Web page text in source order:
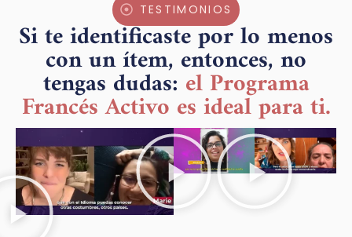
TESTIMONIOS
Si te identificaste por lo menos
con un ítem, entonces, no
tengas dudas: el Programa
Francés Activo es ideal para ti.